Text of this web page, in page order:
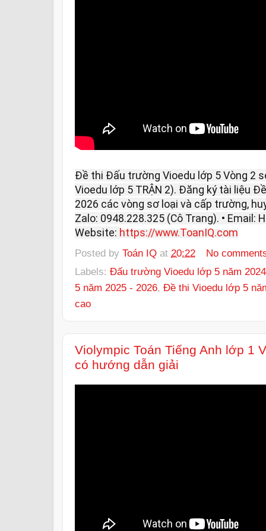
Đề thi Đấu trường Vioedu lớp 5 Vòng 2
Vioedu lớp 5 TRẬN 2). Đăng ký tài liệu
2026 các vòng sơ loại và cấp trường,
Zalo: 0948.228.325 (Cô Trang). • Email:
Website: https://www.ToanIQ.com
Posted by Toán IQ at 20:22
No
Labels: Đấu trường Vioedu lớp 5 năm
5 năm 2025 - 2026, Đề thi Vioedu lớp 5
cao
Violympic Toán Tiếng Anh lớp 1
có hướng dẫn giải